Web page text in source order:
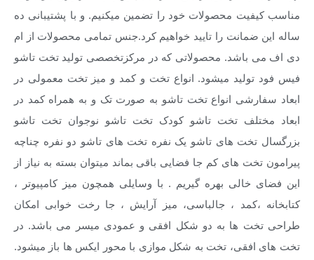
مناسب کیفیت محصولات خود را تضمین میکنیم. و با پشتیبانی ده
ساله این ضمانت را تایید خواهیم کرد.جنس تمامی محصولات از ام
دی اف می باشد. محصولاتی که در مرکزتخصصی تولید تخت تاشو
فیس فود تولید میشود. انواع تخت و کمد و میز تخت معمولی در
ابعاد سفارشی انواع تخت تاشو به صورت تک و به همراه کمد در
ابعاد مختلف تخت تاشو کودک تخت تاشو نوجوان تخت تاشو
بزرگسال تخت های تاشو یک نفره تخت های تاشو دو نفره چناچه
پیرامون تخت های کم جا فضایی باقی بماند میتوان بسته به نیاز از
این فضای خالی بهره گیریم . با وسایلی همچون میز کامپیوتر ،
کتابخانه ،کمد ، جالباسی، میز آرایش ، جا رخت خوابی امکان
طراحی تخت ها به دو شکل افقی و عمودی میسر می باشد. در
تخت های افقی، تخت به شکل موازی با محور ایکس ها باز میشود.